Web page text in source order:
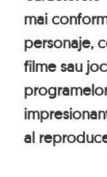
mai
personaje,
filme sau
al